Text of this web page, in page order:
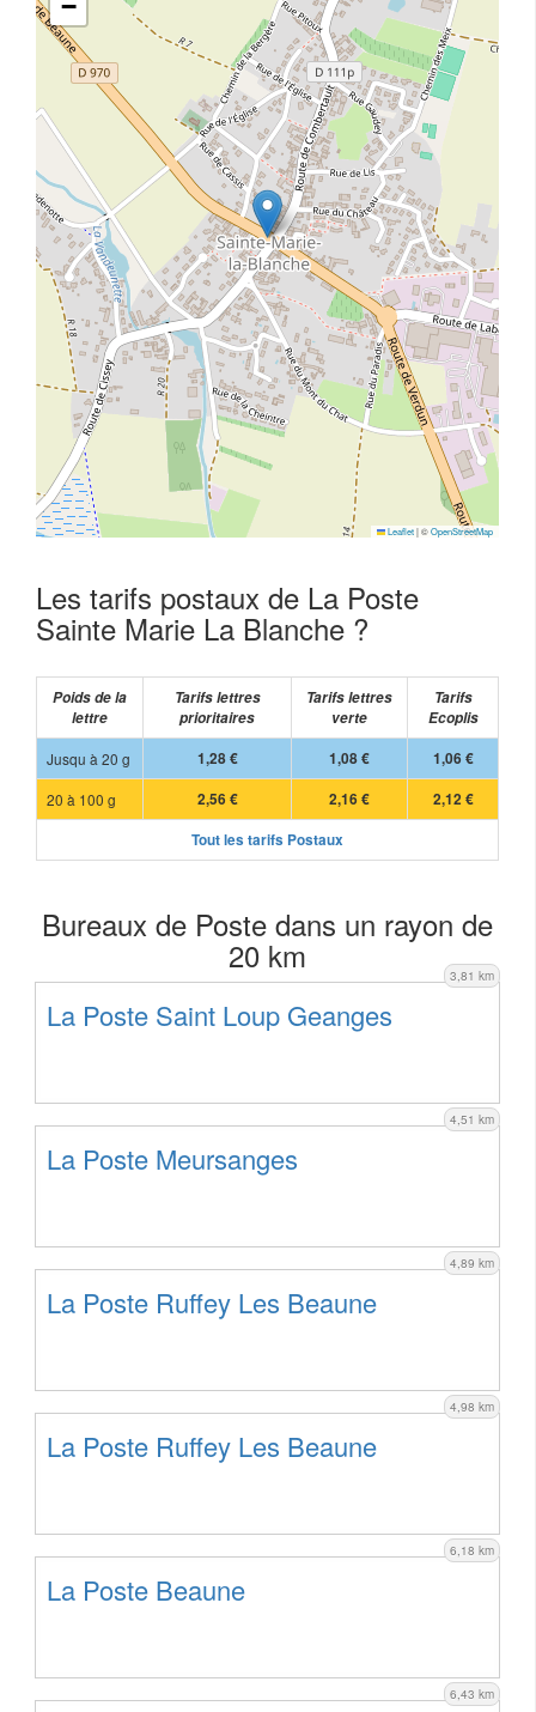
−
Leaflet|©OpenStreetMap
Les tarifs postaux de La Poste
Sainte Marie La Blanche ?
Poids de la
lettre
Tarifs lettres
prioritaires
Tarifs lettres
verte
Tarifs
Ecoplis
Jusqu à 20 g
1,28 € 1,08 €
1,06 €
20 à 100 g
2,56 € 2,16 €
2,12 €
Tout les tarifs Postaux
Bureaux de Poste dans un rayon de
20 km 3,81 km
La Poste Saint Loup Geanges
4,51 km
La Poste Meursanges
4,89 km
La Poste Ruffey Les Beaune
4,98 km
La Poste Ruffey Les Beaune
6,18 km
La Poste Beaune
6,43 km